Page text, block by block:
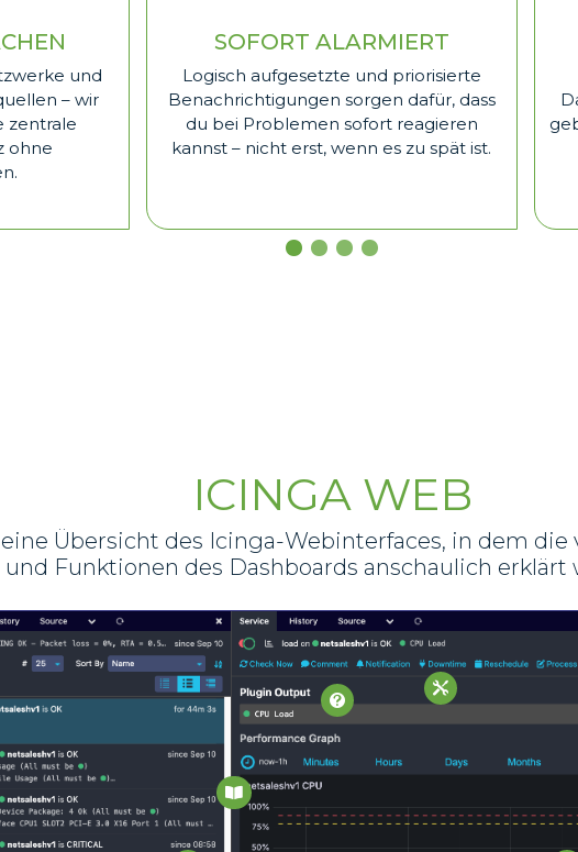
und
– wir
zentrale
ohne
SOFORT ALARMIERT
Logisch aufgesetzte und priorisierte
Benachrichtigungen sorgen dafür, dass
du bei Problemen sofort reagieren
kannst – nicht erst, wenn es zu spät ist.
ICINGA WEB
Übersicht des Icinga-Webinterfaces, in dem
und Funktionen des Dashboards anschaulich erklärt


